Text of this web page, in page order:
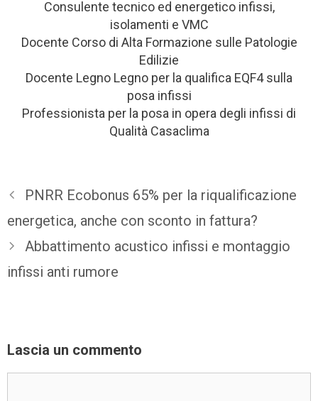
Consulente tecnico ed energetico infissi,
isolamenti e VMC
Docente Corso di Alta Formazione sulle Patologie
Edilizie
Docente Legno Legno per la qualifica EQF4 sulla
posa infissi
Professionista per la posa in opera degli infissi di
Qualità Casaclima
PNRR Ecobonus 65% per la riqualificazione
energetica, anche con sconto in fattura?
Abbattimento acustico infissi e montaggio
infissi anti rumore
Lascia un commento